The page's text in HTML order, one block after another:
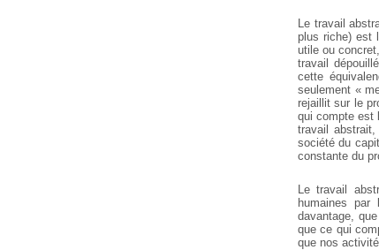
Le travail
plus riche) est
utile ou
travail
cette
seulement «
rejaillit sur le
qui compte est
travail
société du
constante du
Le travail
humaines
davantage,
que ce qui
que nos